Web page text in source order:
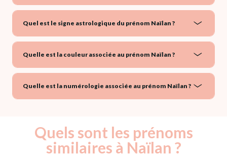
Quel est le signe astrologique du prénom Naïlan ?
Quelle est la couleur associée au prénom Naïlan ?
Quelle est la numérologie associée au prénom Naïlan ?
Quels sont les prénoms
similaires à Naïlan ?